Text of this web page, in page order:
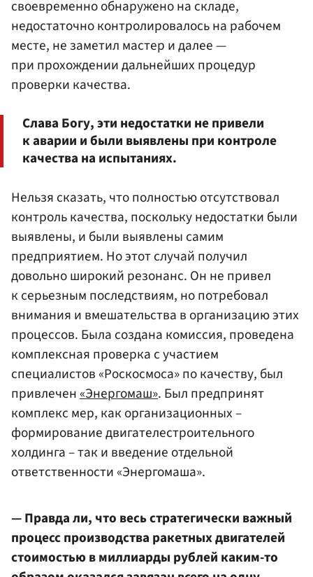
своевременно обнаружено на складе,
недостаточно контролировалось на рабочем
месте, не заметил мастер и далее —
при прохождении дальнейших процедур
проверки качества.
Слава Богу, эти недостатки не привели
к аварии и были выявлены при контроле
качества на испытаниях.
Нельзя сказать, что полностью отсутствовал
контроль качества, поскольку недостатки были
выявлены, и были выявлены самим
предприятием. Но этот случай получил
довольно широкий резонанс. Он не привел
к серьезным последствиям, но потребовал
внимания и вмешательства в организацию этих
процессов. Была создана комиссия, проведена
комплексная проверка с участием
специалистов «Роскосмоса» по качеству, был
привлечен«Энергомаш». Был предпринят
комплекс мер, как организационных –
формирование двигателестроительного
холдинга – так и введение отдельной
ответственности «Энергомаша».
— Правда ли, что весь стратегически важный
процесс производства ракетных двигателей
стоимостью в миллиарды рублей каким-то